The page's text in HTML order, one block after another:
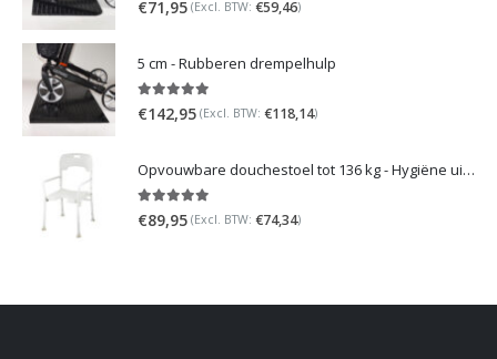
€71,95 (Excl. BTW: €59,46)
5 cm - Rubberen drempelhulp
5.00out of 5
€142,95 (Excl. BTW: €118,14)
Opvouwbare douchestoel tot 136 kg - Hygiëne uitsparing en verstelbaar
5.00out of 5
€89,95 (Excl. BTW: €74,34)